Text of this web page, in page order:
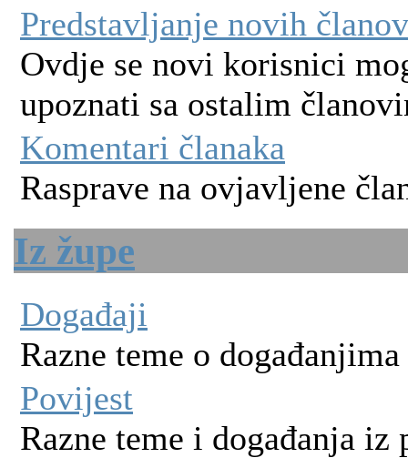
Predstavljanje novih
Ovdje se novi korisnici
upoznati sa ostalim
Komentari članaka
Rasprave na ovjavljene
Iz župe
Događaji
Razne teme o
Povijest
Razne teme i događanja iz